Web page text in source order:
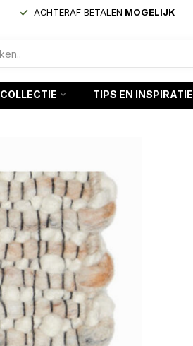
ACHTERAF BETALEN MOGELIJK
COLLECTIE TIPS EN INSPIRATIE